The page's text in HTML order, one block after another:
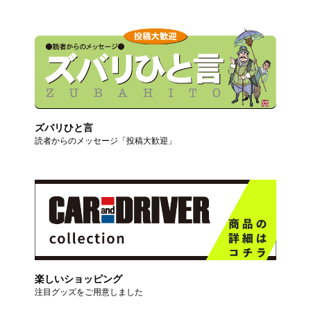
ズバリひと言
読者からのメッセージ「投稿大歓迎」
楽しいショッピング
注目グッズをご用意しました